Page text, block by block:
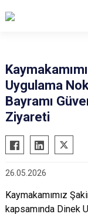
Akseki
Alanya
Finike
İbradı
Uygulama
Bayramı
Ziyareti
26.05.2026
Kaymakamımız
kapsamında Dinek